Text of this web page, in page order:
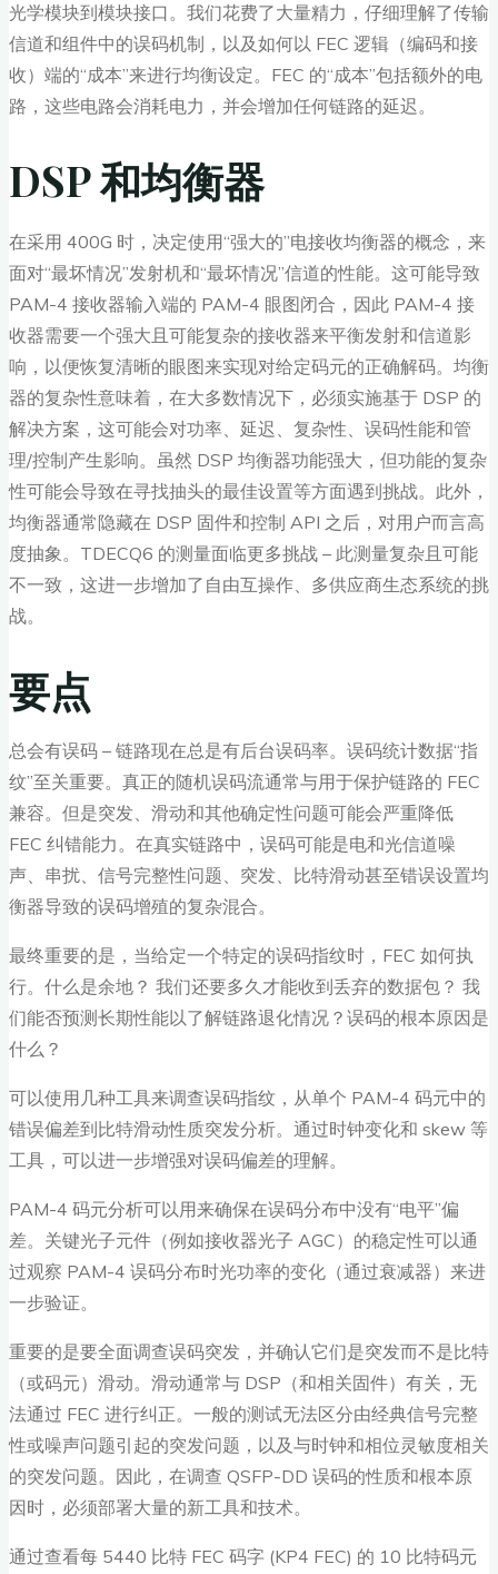
光学模块到模块接口。我们花费了大量精力，仔细理解了传输
信道和组件中的误码机制，以及如何以 FEC 逻辑（编码和接
收）端的“成本”来进行均衡设定。FEC 的“成本”包括额外的电
路，这些电路会消耗电力，并会增加任何链路的延迟。
DSP 和均衡器
在采用 400G 时，决定使用“强大的”电接收均衡器的概念，来
面对“最坏情况”发射机和“最坏情况”信道的性能。这可能导致
PAM-4 接收器输入端的 PAM-4 眼图闭合，因此 PAM-4 接
收器需要一个强大且可能复杂的接收器来平衡发射和信道影
响，以便恢复清晰的眼图来实现对给定码元的正确解码。均衡
器的复杂性意味着，在大多数情况下，必须实施基于 DSP 的
解决方案，这可能会对功率、延迟、复杂性、误码性能和管
理/控制产生影响。虽然 DSP 均衡器功能强大，但功能的复杂
性可能会导致在寻找抽头的最佳设置等方面遇到挑战。此外，
均衡器通常隐藏在 DSP 固件和控制 API 之后，对用户而言高
度抽象。TDECQ6 的测量面临更多挑战 – 此测量复杂且可能
不一致，这进一步增加了自由互操作、多供应商生态系统的挑
战。
要点
总会有误码 – 链路现在总是有后台误码率。误码统计数据“指
纹”至关重要。真正的随机误码流通常与用于保护链路的 FEC
兼容。但是突发、滑动和其他确定性问题可能会严重降低
FEC 纠错能力。在真实链路中，误码可能是电和光信道噪
声、串扰、信号完整性问题、突发、比特滑动甚至错误设置均
衡器导致的误码增殖的复杂混合。
最终重要的是，当给定一个特定的误码指纹时，FEC 如何执
行。什么是余地？ 我们还要多久才能收到丢弃的数据包？ 我
们能否预测长期性能以了解链路退化情况？误码的根本原因是
什么？
可以使用几种工具来调查误码指纹，从单个 PAM-4 码元中的
错误偏差到比特滑动性质突发分析。通过时钟变化和 skew 等
工具，可以进一步增强对误码偏差的理解。
PAM-4 码元分析可以用来确保在误码分布中没有“电平”偏
差。关键光子元件（例如接收器光子 AGC）的稳定性可以通
过观察 PAM-4 误码分布时光功率的变化（通过衰减器）来进
一步验证。
重要的是要全面调查误码突发，并确认它们是突发而不是比特
（或码元）滑动。滑动通常与 DSP（和相关固件）有关，无
法通过 FEC 进行纠正。一般的测试无法区分由经典信号完整
性或噪声问题引起的突发问题，以及与时钟和相位灵敏度相关
的突发问题。因此，在调查 QSFP-DD 误码的性质和根本原
因时，必须部署大量的新工具和技术。
通过查看每 5440 比特 FEC 码字 (KP4 FEC) 的 10 比特码元